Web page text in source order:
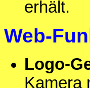
erhält.
Web-
Logo-
Kamera